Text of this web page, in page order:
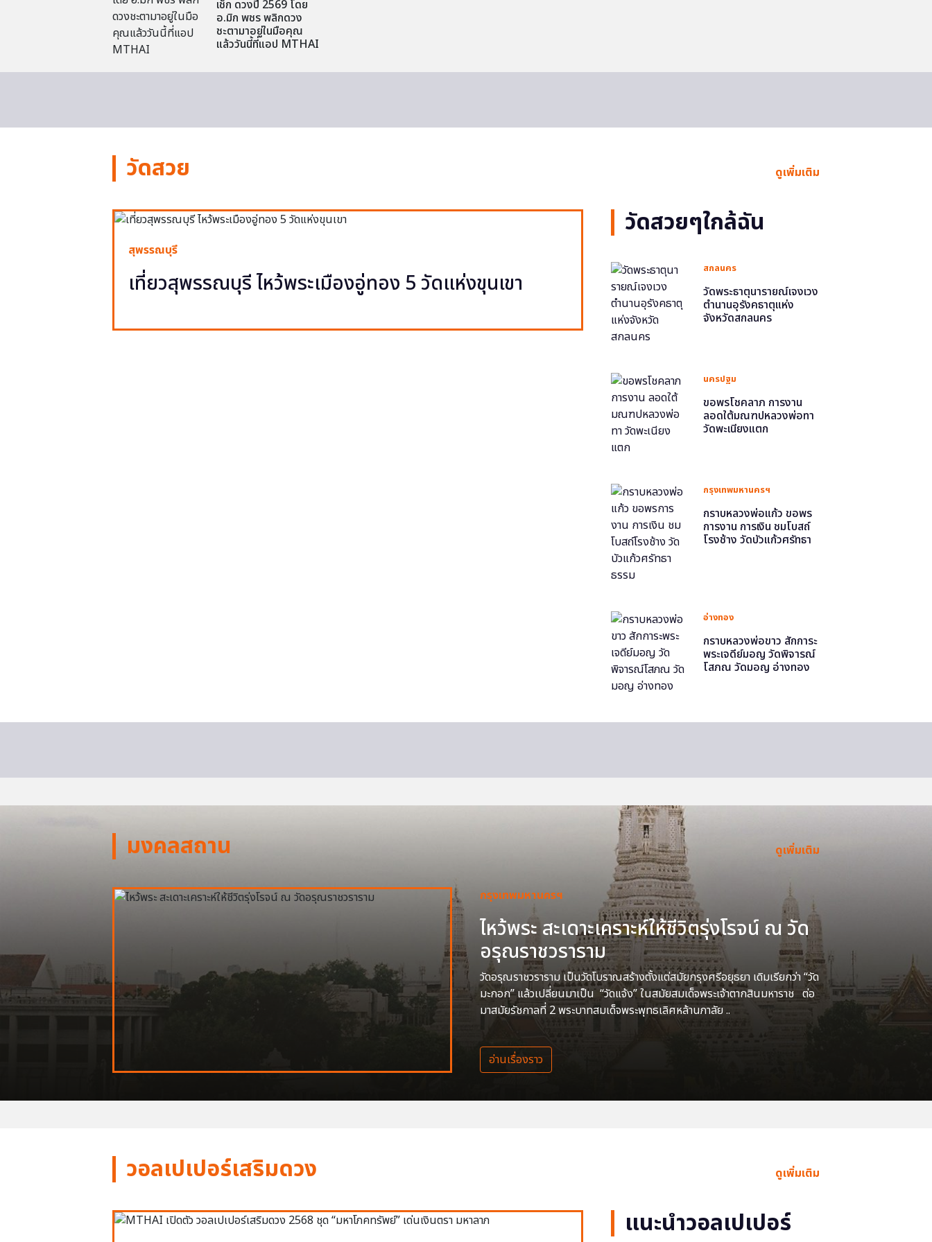
เช็ก ดวงปี 2569 โดย
อ.มิก พชร พลิกดวง
ชะตามาอยู่ในมือคุณ
แล้ววันนี้ที่แอป MTHAI
วัดสวย ดูเพิ่มเติม
สุพรรณบุรี
เที่ยวสุพรรณบุรี ไหว้พระเมืองอู่ทอง 5 วัดแห่งขุนเขา
วัดสวยๆใกล้ฉัน
สกลนคร
วัดพระธาตุนารายณ์เจงเวง
ตำนานอุรังคธาตุแห่ง
จังหวัดสกลนคร
นครปฐม
ขอพรโชคลาภ การงาน
ลอดใต้มณฑปหลวงพ่อทา
วัดพะเนียงแตก
กรุงเทพมหานครฯ
กราบหลวงพ่อแก้ว ขอพร
การงาน การเงิน ชมโบสถ์
โรงช้าง วัดบัวแก้วศรัทธา
อ่างทอง
กราบหลวงพ่อขาว สักการะ
พระเจดีย์มอญ วัดพิจารณ์
โสภณ วัดมอญ อ่างทอง
มงคลสถาน ดูเพิ่มเติม
กรุงเทพมหานครฯ
ไหว้พระ สะเดาะเคราะห์ให้ชีวิตรุ่งโรจน์ ณ วัด
อรุณราชวราราม
วัดอรุณราชวราราม เป็นวัดโบราณสร้างตั้งแต่สมัยกรุงศรีอยุธยา เดิมเรียกว่า “วัด
มะกอก” แล้วเปลี่ยนมาเป็น “วัดแจ้ง” ในสมัยสมเด็จพระเจ้าตากสินมหาราช ต่อ
มาสมัยรัชกาลที่ 2 พระบาทสมเด็จพระพุทธเลิศหล้านภาลัย ..
อ่านเรื่องราว
วอลเปเปอร์เสริมดวง ดูเพิ่มเติม
แนะนำวอลเปเปอร์